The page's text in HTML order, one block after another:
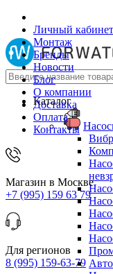
Личный кабинет
Монтаж
Бренды
Новости
Блог
О компании
Доставка
Оплата
Контакты
Магазин в Москве
+7 (995) 159 63 79
Для регионов
8 (995) 159-63-79
Каталог